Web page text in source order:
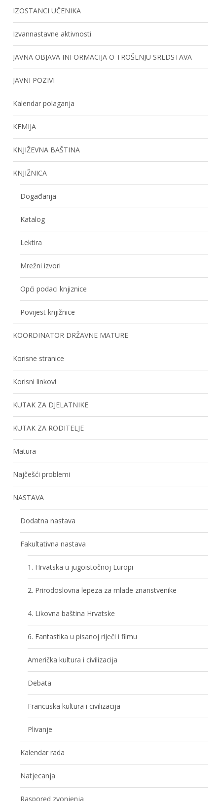
IZOSTANCI UČENIKA
Izvannastavne aktivnosti
JAVNA OBJAVA INFORMACIJA O TROŠENJU SREDSTAVA
JAVNI POZIVI
Kalendar polaganja
KEMIJA
KNJIŽEVNA BAŠTINA
KNJIŽNICA
Događanja
Katalog
Lektira
Mrežni izvori
Opći podaci knjiznice
Povijest knjižnice
KOORDINATOR DRŽAVNE MATURE
Korisne stranice
Korisni linkovi
KUTAK ZA DJELATNIKE
KUTAK ZA RODITELJE
Matura
Najčešći problemi
NASTAVA
Dodatna nastava
Fakultativna nastava
1. Hrvatska u jugoistočnoj Europi
2. Prirodoslovna lepeza za mlade znanstvenike
4. Likovna baština Hrvatske
6. Fantastika u pisanoj riječi i filmu
Američka kultura i civilizacija
Debata
Francuska kultura i civilizacija
Plivanje
Kalendar rada
Natjecanja
Raspored zvonjenja